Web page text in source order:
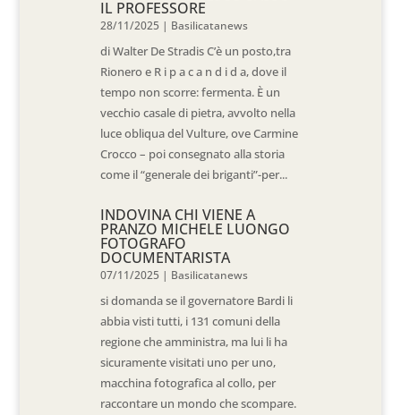
IL PROFESSORE
28/11/2025 | Basilicatanews
di Walter De Stradis C’è un posto,tra
Rionero e R i p a c a n d i d a, dove il
tempo non scorre: fermenta. È un
vecchio casale di pietra, avvolto nella
luce obliqua del Vulture, ove Carmine
Crocco – poi consegnato alla storia
come il “generale dei briganti”-per...
INDOVINA CHI VIENE A
PRANZO MICHELE LUONGO
FOTOGRAFO
DOCUMENTARISTA
07/11/2025 | Basilicatanews
si domanda se il governatore Bardi li
abbia visti tutti, i 131 comuni della
regione che amministra, ma lui li ha
sicuramente visitati uno per uno,
macchina fotografica al collo, per
raccontare un mondo che scompare.